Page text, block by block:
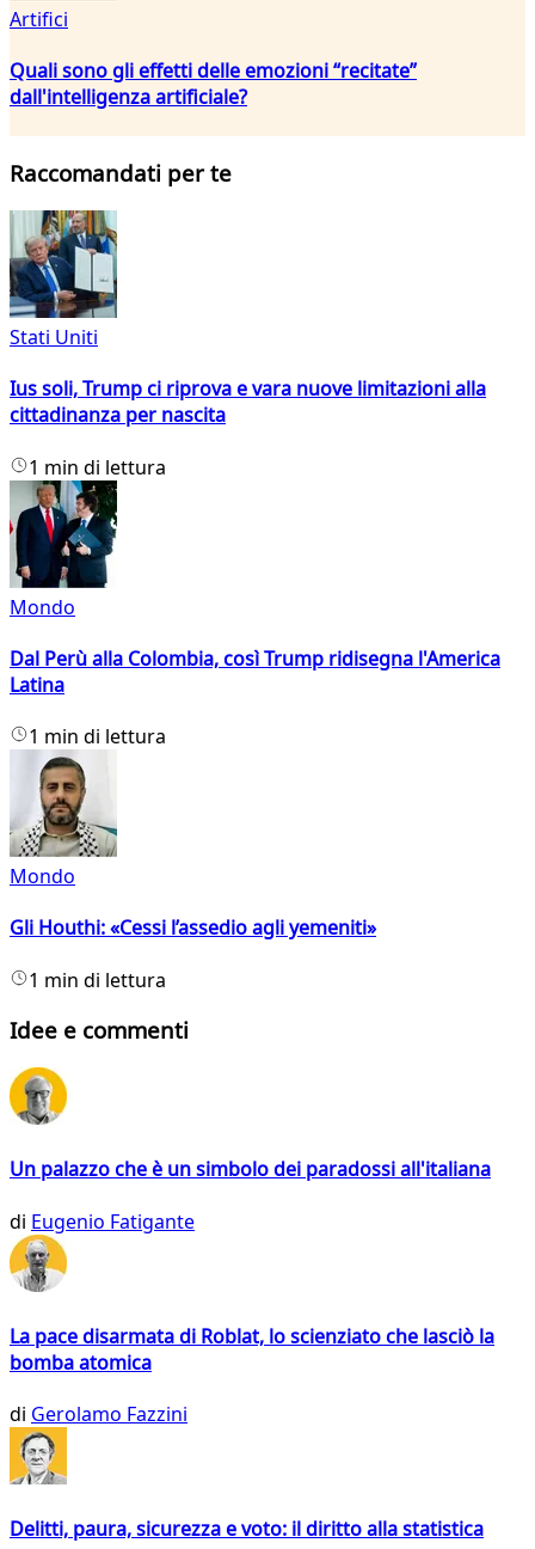
Artifici
Quali sono gli effetti delle emozioni “recitate”
dall'intelligenza artificiale?
Raccomandati per te
Stati Uniti
Ius soli, Trump ci riprova e vara nuove limitazioni alla
cittadinanza per nascita
1 min di lettura
Mondo
Dal Perù alla Colombia, così Trump ridisegna l'America
Latina
1 min di lettura
Mondo
Gli Houthi: «Cessi l’assedio agli yemeniti»
1 min di lettura
Idee e commenti
Un palazzo che è un simbolo dei paradossi all'italiana
di Eugenio Fatigante
La pace disarmata di Roblat, lo scienziato che lasciò la
bomba atomica
di Gerolamo Fazzini
Delitti, paura, sicurezza e voto: il diritto alla statistica